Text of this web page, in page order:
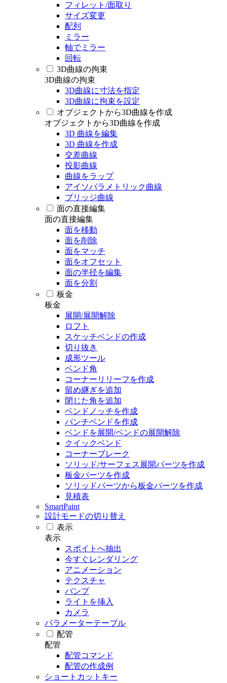
フィレット/面取り
サイズ変更
配列
ミラー
軸でミラー
回転
3D曲線の拘束
3D曲線の拘束
3D曲線に寸法を指定
3D曲線に拘束を設定
オブジェクトから3D曲線を作成
オブジェクトから3D曲線を作成
3D 曲線を編集
3D 曲線を作成
交差曲線
投影曲線
曲線をラップ
アイソパラメトリック曲線
ブリッジ曲線
面の直接編集
面の直接編集
面を移動
面を削除
面をマッチ
面をオフセット
面の半径を編集
面を分割
板金
板金
展開/展開解除
ロフト
スケッチベンドの作成
切り抜き
成形ツール
ベンド角
コーナーリリーフを作成
留め継ぎを追加
閉じた角を追加
ベンドノッチを作成
パンチベンドを作成
ベンドを展開/ベンドの展開解除
クイックベンド
コーナーブレーク
ソリッド/サーフェス展開パーツを作成
板金パーツを作成
ソリッドパーツから板金パーツを作成
見積表
SmartPaint
設計モードの切り替え
表示
表示
スポイトへ抽出
今すぐレンダリング
アニメーション
テクスチャ
バンプ
ライトを挿入
カメラ
パラメーターテーブル
配管
配管
配管コマンド
配管の作成例
ショートカットキー